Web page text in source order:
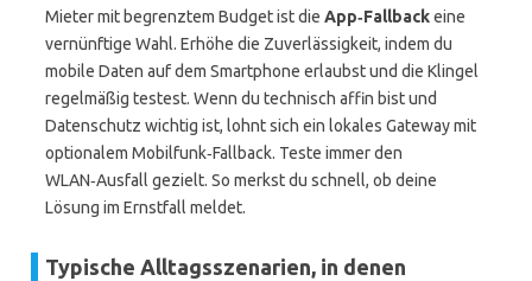
Mieter mit begrenztem Budget ist die App‑Fallbackeine
vernünftige Wahl. Erhöhe die Zuverlässigkeit, indem du
mobile Daten auf dem Smartphone erlaubst und die Klingel
regelmäßig testest. Wenn du technisch affin bist und
Datenschutz wichtig ist, lohnt sich ein lokales Gateway mit
optionalem Mobilfunk‑Fallback. Teste immer den
WLAN‑Ausfall gezielt. So merkst du schnell, ob deine
Lösung im Ernstfall meldet.
Typische Alltagsszenarien, in denen